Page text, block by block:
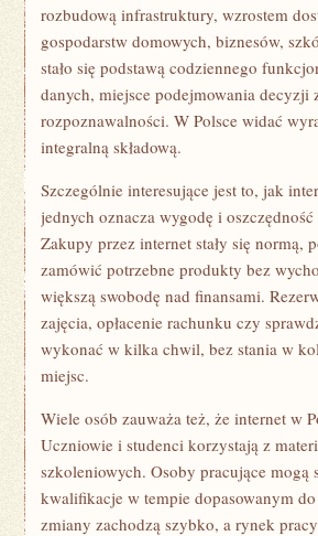
rozbudową infrastruktury, wzrostem
gospodarstw domowych, biznesów,
stało się podstawą codziennego
danych, miejsce podejmowania decyzji
rozpoznawalności. W Polsce widać
integralną składową.
Szczególnie interesujące jest to, jak
jednych oznacza wygodę i
Zakupy przez internet stały się normą,
zamówić potrzebne produkty bez
większą swobodę nad finansami.
zajęcia, opłacenie rachunku czy
wykonać w kilka chwil, bez stania w
miejsc.
Wiele osób zauważa też, że internet w
Uczniowie i studenci korzystają z
szkoleniowych. Osoby pracujące mogą
kwalifikacje w tempie dopasowanym
zmiany zachodzą szybko, a rynek